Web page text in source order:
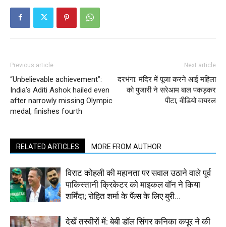
Previous article
“Unbelievable achievement”:
India’s Aditi Ashok hailed even
after narrowly missing Olympic
medal, finishes fourth
Next article
दरभंगा: मंदिर में पूजा करने आई महिला
को पुजारी ने सरेआम बाल पकड़कर
पीटा, वीडियो वायरल
RELATED ARTICLES MORE FROM AUTHOR
विराट कोहली की महानता पर सवाल उठाने वाले पूर्व
पाकिस्तानी क्रिकेटर को माइकल वॉन ने किया
शर्मिंदा; रोहित शर्मा के फैंस के लिए बुरी...
देखें तस्वीरों में: बेबी डॉल सिंगर कनिका कपूर ने की